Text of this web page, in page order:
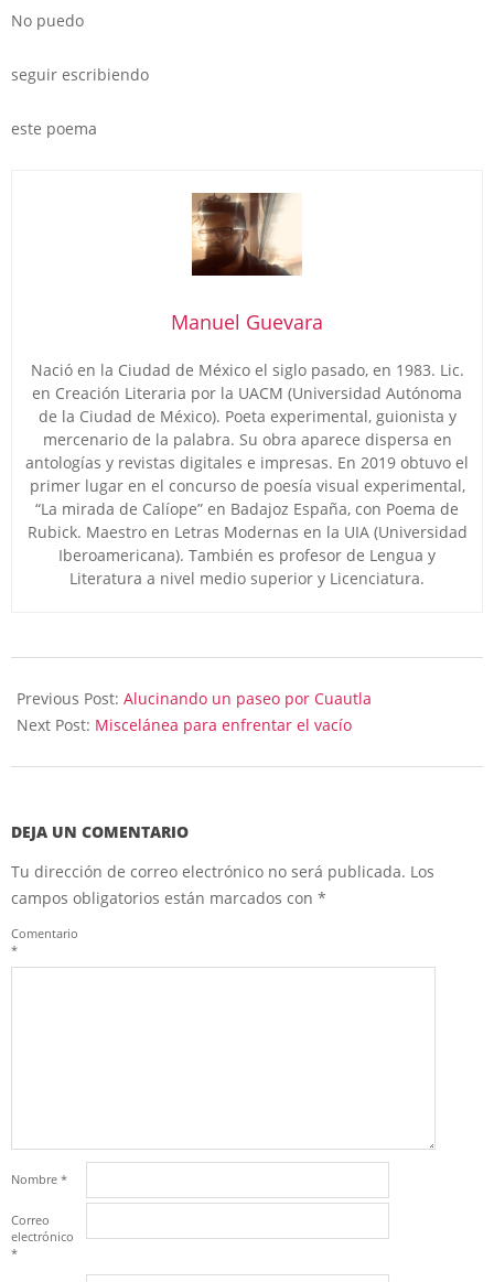
No puedo
seguir escribiendo
este poema
Manuel Guevara
Nació en la Ciudad de México el siglo pasado, en 1983. Lic.
en Creación Literaria por la UACM (Universidad Autónoma
de la Ciudad de México). Poeta experimental, guionista y
mercenario de la palabra. Su obra aparece dispersa en
antologías y revistas digitales e impresas. En 2019 obtuvo el
primer lugar en el concurso de poesía visual experimental,
“La mirada de Calíope” en Badajoz España, con Poema de
Rubick. Maestro en Letras Modernas en la UIA (Universidad
Iberoamericana). También es profesor de Lengua y
Literatura a nivel medio superior y Licenciatura.
10-
09
Previous Post: Alucinando un paseo por Cuautla
Next Post: Miscelánea para enfrentar el vacío
DEJA UN COMENTARIO
Tu dirección de correo electrónico no será publicada. Los
campos obligatorios están marcados con *
Comentario
*
Nombre *
Correo
electrónico
*